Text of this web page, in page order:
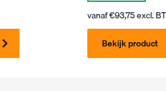
vanaf€93,75excl.
Bekijk product